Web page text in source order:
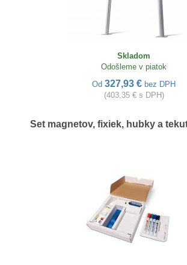
Skladom
Odošleme v piatok
Od 327,93 € bez DPH
(403,35 € s DPH)
Set magnetov, fixiek, hubky a